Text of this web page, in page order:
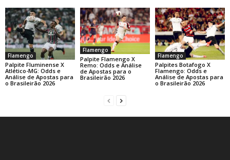
Flamengo
Palpite Fluminense X
Atlético-MG: Odds e
Análise de Apostas para
o Brasileirão 2026
Flamengo
Palpite Flamengo X
Remo: Odds e Análise
de Apostas para o
Brasileirão 2026
Flamengo
Palpites Botafogo X
Flamengo: Odds e
Análise de Apostas para
o Brasileirão 2026